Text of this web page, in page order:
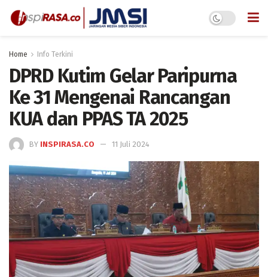
Home Info Terkini
DPRD Kutim Gelar Paripurna
Ke 31 Mengenai Rancangan
KUA dan PPAS TA 2025
BY INSPIRASA.CO 11 Juli 2024